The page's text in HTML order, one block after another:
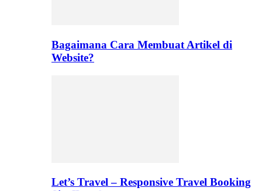
Bagaimana Cara Membuat Artikel di
Website?
Let’s Travel – Responsive Travel Booking